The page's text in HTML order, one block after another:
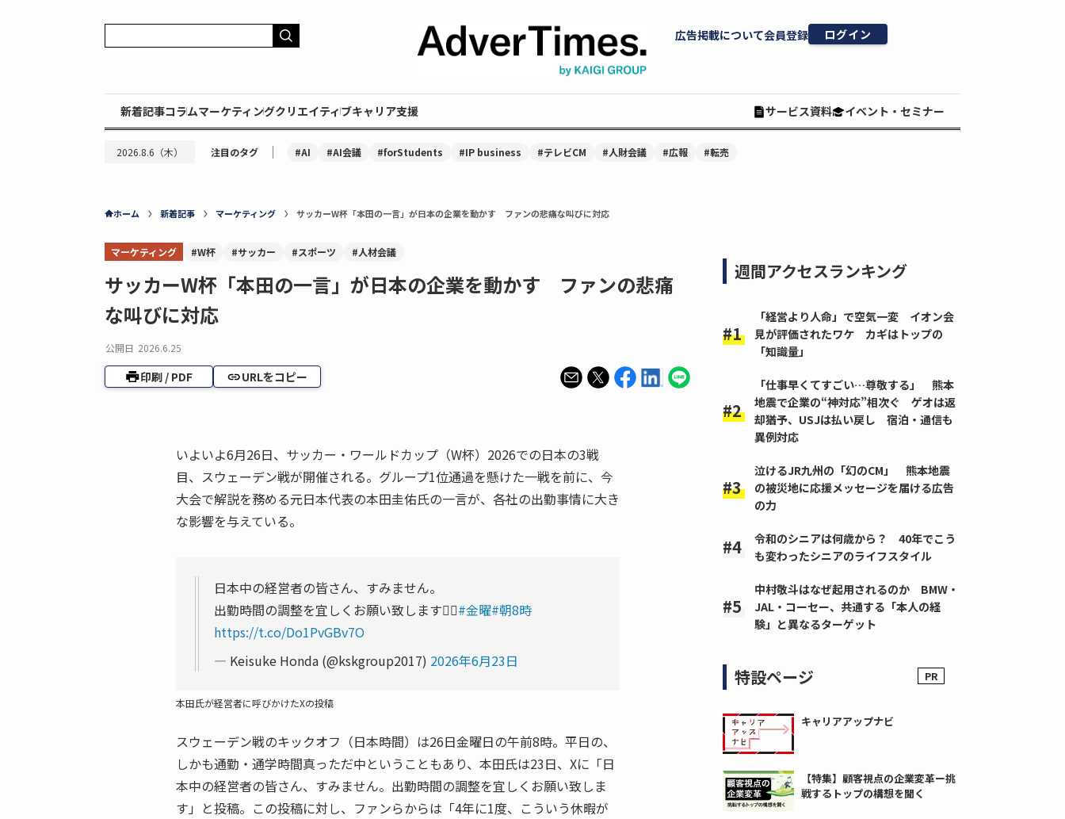
広告掲載について会員登録 ログイン
新着記事コラムマーケティングクリエイティブキャリア支援 サービス資料 イベント・セミナー
2026.8.6（木） 注目のタグ ｜ #AI #AI会議 #forStudents #IP business #テレビCM #人財会議 #広報 #転売
ホーム 新着記事 マーケティング サッカーW杯「本田の一言」が日本の企業を動かす ファンの悲痛な叫びに対応
マーケティング #W杯 #サッカー #スポーツ #人材会議
サッカーW杯「本田の一言」が日本の企業を動かす ファンの悲痛
な叫びに対応
公開日 2026.6.25
印刷 / PDF URLをコピー
いよいよ6月26日、サッカー・ワールドカップ（W杯）2026での日本の3戦
目、スウェーデン戦が開催される。グループ1位通過を懸けた一戦を前に、今
大会で解説を務める元日本代表の本田圭佑氏の一言が、各社の出勤事情に大き
な影響を与えている。
日本中の経営者の皆さん、すみません。
出勤時間の調整を宜しくお願い致します🙇‍♂️#金曜#朝8時
https://t.co/Do1PvGBv7O
— Keisuke Honda (@kskgroup2017) 2026年6月23日
本田氏が経営者に呼びかけたXの投稿
スウェーデン戦のキックオフ（日本時間）は26日金曜日の午前8時。平日の、
しかも通勤・通学時間真っただ中ということもあり、本田氏は23日、Xに「日
本中の経営者の皆さん、すみません。出勤時間の調整を宜しくお願い致しま
す」と投稿。この投稿に対し、ファンらからは「4年に1度、こういう休暇が
週間アクセスランキング
「経営より人命」で空気一変 イオン会
見が評価されたワケ カギはトップの
「知識量」
「仕事早くてすごい…尊敬する」 熊本
地震で企業の“神対応”相次ぐ ゲオは返
却猶予、USJは払い戻し 宿泊・通信も
異例対応
泣けるJR九州の「幻のCM」 熊本地震
の被災地に応援メッセージを届ける広告
の力
令和のシニアは何歳から？ 40年でこう
も変わったシニアのライフスタイル
中村敬斗はなぜ起用されるのか BMW・
JAL・コーセー、共通する「本人の経
験」と異なるターゲット
特設ページ
キャリアアップナビ
【特集】顧客視点の企業変革ー挑
戦するトップの構想を聞く